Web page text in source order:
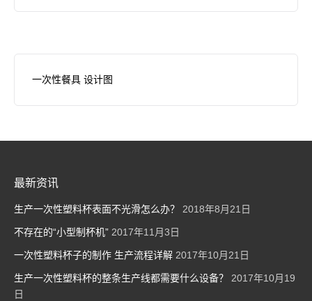
一次性餐具 设计图
最新资讯
生产一次性塑料杯表面不光滑怎么办？ 2018年8月21日
不存在的“小型制杯机” 2017年11月3日
一次性塑料杯子的制作 生产流程详解 2017年10月21日
生产一次性塑料杯的整条生产线都需要什么设备？
2017年10月19
日